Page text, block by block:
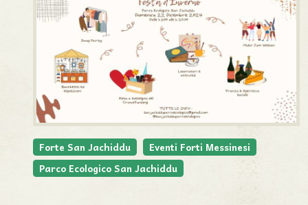
Forte San Jachiddu
Eventi Forti Messinesi
Parco Ecologico San Jachiddu